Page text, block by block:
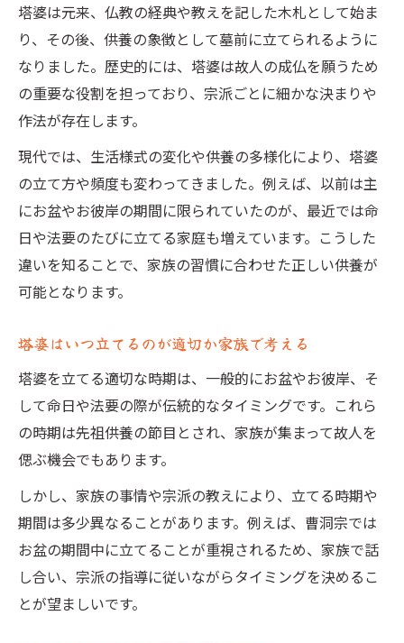
塔婆を守るための家族の役割分担について
塔婆を頼む際に意識したいマナーと流れ
塔婆を頼む前に確認したい基本マナー
塔婆依頼時の必要事項と正しい伝え方
塔婆を頼む人が注意したい供養の心得
塔婆を出す人の役割を家族で決める方法
曹洞宗における塔婆の重要性を探る
曹洞宗の教えと塔婆供養の基本を理解する
塔婆が曹洞宗で重視される理由と意味
塔婆供養が曹洞宗の家族に与える影響
塔婆の必要性と曹洞宗の伝統的な考え方
塔婆は元来、仏教の経典や教えを記した木札として始ま
り、その後、供養の象徴として墓前に立てられるように
なりました。歴史的には、塔婆は故人の成仏を願うため
の重要な役割を担っており、宗派ごとに細かな決まりや
作法が存在します。
現代では、生活様式の変化や供養の多様化により、塔婆
の立て方や頻度も変わってきました。例えば、以前は主
にお盆やお彼岸の期間に限られていたのが、最近では命
日や法要のたびに立てる家庭も増えています。こうした
違いを知ることで、家族の習慣に合わせた正しい供養が
可能となります。
塔婆はいつ立てるのが適切か家族で考える
塔婆を立てる適切な時期は、一般的にお盆やお彼岸、そ
して命日や法要の際が伝統的なタイミングです。これら
の時期は先祖供養の節目とされ、家族が集まって故人を
偲ぶ機会でもあります。
しかし、家族の事情や宗派の教えにより、立てる時期や
期間は多少異なることがあります。例えば、曹洞宗では
お盆の期間中に立てることが重視されるため、家族で話
し合い、宗派の指導に従いながらタイミングを決めるこ
とが望ましいです。